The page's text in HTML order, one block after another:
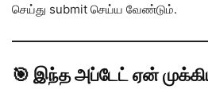
செய்து submit செய்ய வேண்டும்.
🎯 இந்த அப்டேட் ஏன்